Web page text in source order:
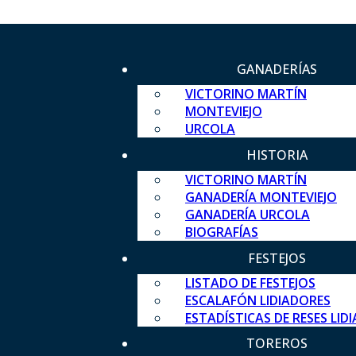
GANADERÍAS
VICTORINO MARTÍN
MONTEVIEJO
URCOLA
HISTORIA
VICTORINO MARTÍN
GANADERÍA MONTEVIEJO
GANADERÍA URCOLA
BIOGRAFÍAS
FESTEJOS
LISTADO DE FESTEJOS
ESCALAFÓN LIDIADORES
ESTADÍSTICAS DE RESES
TOREROS